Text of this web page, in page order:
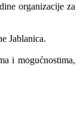
organizacije za
Jablanica.
i mogućnostima,